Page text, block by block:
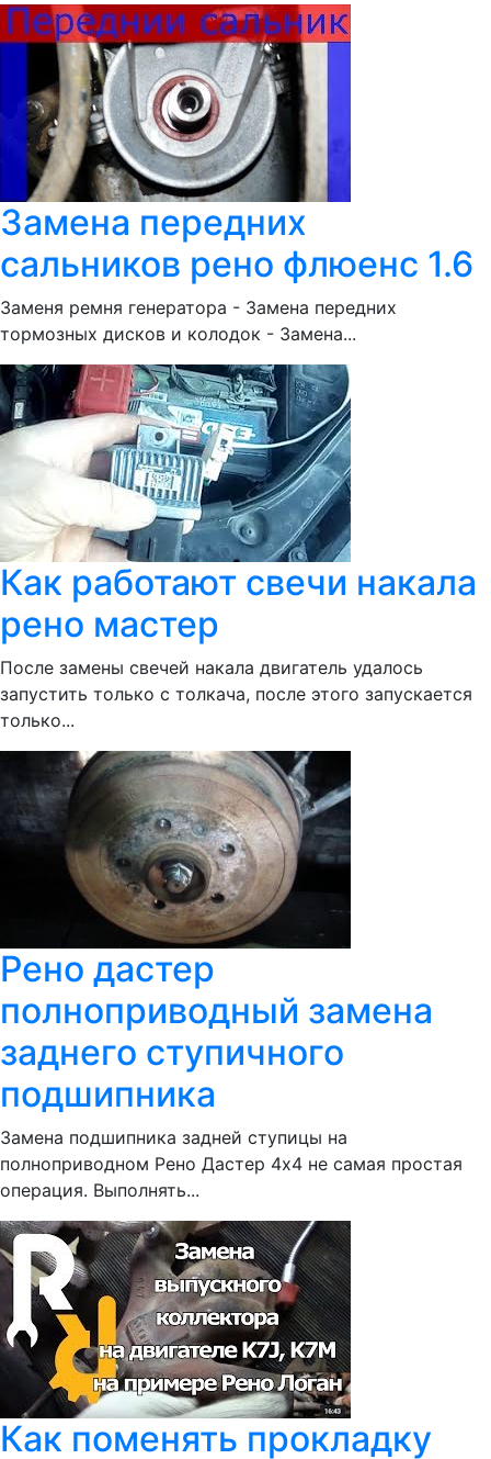
Замена передних
сальников рено флюенс 1.6
Заменя ремня генератора - Замена передних
тормозных дисков и колодок - Замена...
Как работают свечи накала
рено мастер
После замены свечей накала двигатель удалось
запустить только с толкача, после этого запускается
только...
Рено дастер
полноприводный замена
заднего ступичного
подшипника
Замена подшипника задней ступицы на
полноприводном Рено Дастер 4х4 не самая простая
операция. Выполнять...
Как поменять прокладку